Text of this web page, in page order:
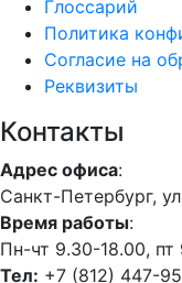
Глоссарий
Политика
Согласие на
Реквизиты
Контакты
Адрес офиса:
Санкт-Петербург,
Время работы:
Пн-чт 9.30-18.00, пт
Тел: +7 (812) 447-